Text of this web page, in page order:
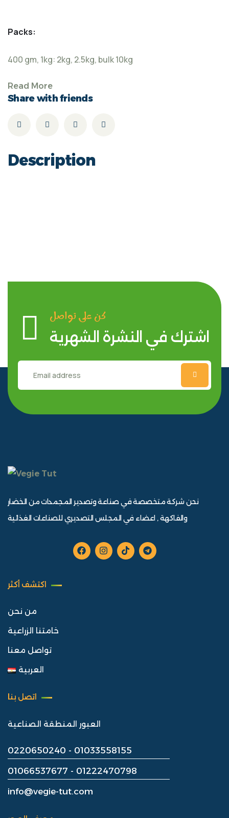
Packs:
400 gm, 1kg: 2kg, 2.5kg, bulk 10kg
Read More
Share with friends
Description
كن على تواصل
اشترك في النشرة الشهرية
نحن شركة متخصصة في صناعة وتصدير المجمدات من الخضار
والفاكهة , اعضاء في المجلس التصديري للصناعات الغذائية
اكتشف أكثر
من نحن
خامتنا الزراعية
تواصل معنا
العربية
اتصل بنا
العبور المنطقة الصناعية
0220650240 - 01033558155
01066537677 - 01222470798
info@vegie-tut.com